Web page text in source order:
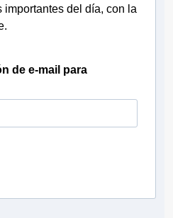
importantes del día, con la
de e-mail para